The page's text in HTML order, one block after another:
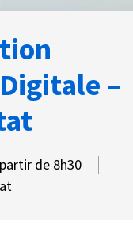
–
de 8h30